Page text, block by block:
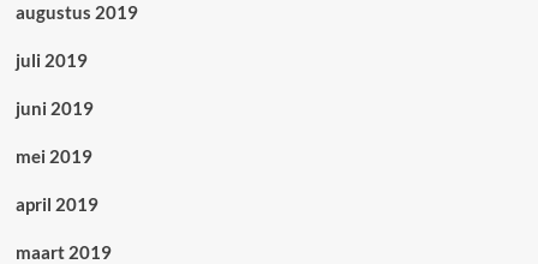
augustus 2019
juli 2019
juni 2019
mei 2019
april 2019
maart 2019